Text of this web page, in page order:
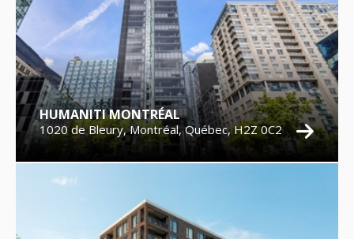
HUMANITI MONTRÉAL
1020 de Bleury, Montréal, Québec, H2Z 0C2